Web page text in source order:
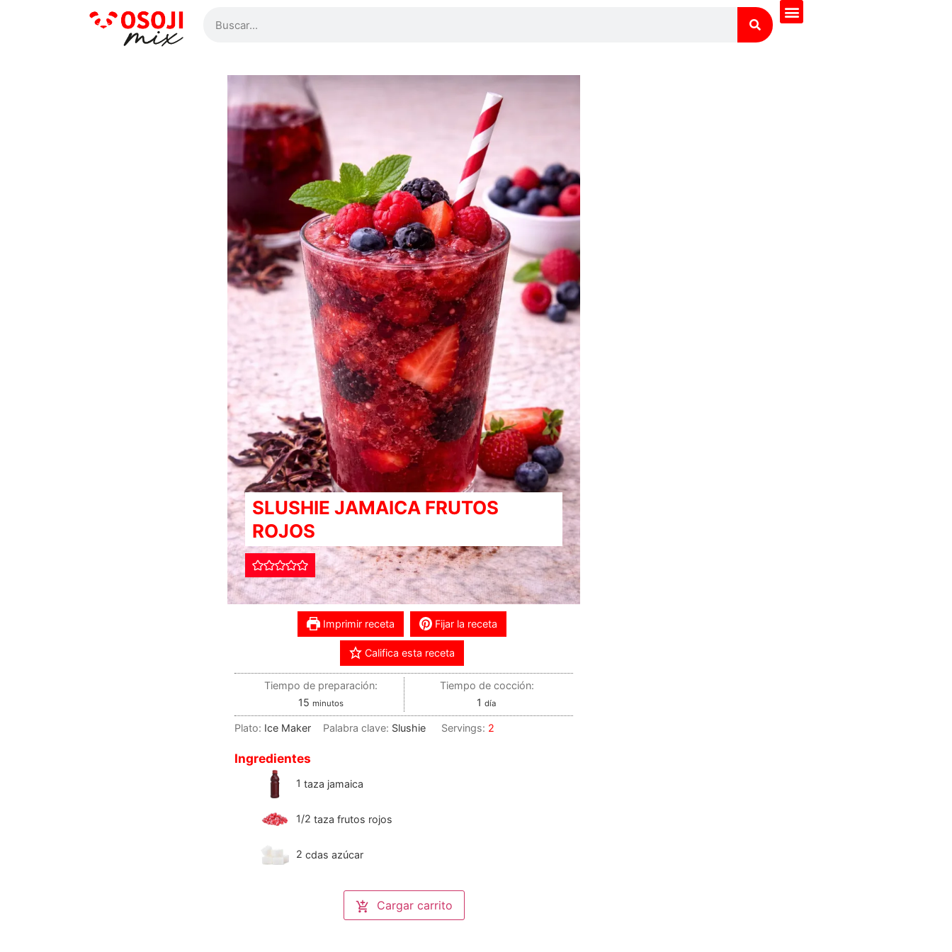
SLUSHIE JAMAICA FRUTOS
ROJOS
Imprimir receta Fijar la receta
Califica esta receta
Tiempo de preparación:
15 minutos
Tiempo de cocción:
1 día
Plato: Ice Maker Palabra clave: Slushie Servings: 2
Ingredientes
1 taza jamaica
1/2 taza frutos rojos
2 cdas azúcar
Cargar carrito